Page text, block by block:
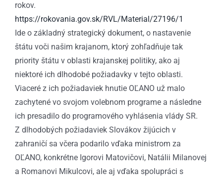
rokov.
https://rokovania.gov.sk/RVL/Material/27196/1
Ide o základný strategický dokument, o nastavenie
štátu voči našim krajanom, ktorý zohľadňuje tak
priority štátu v oblasti krajanskej politiky, ako aj
niektoré ich dlhodobé požiadavky v tejto oblasti.
Viaceré z ich požiadaviek hnutie OĽANO už malo
zachytené vo svojom volebnom programe a následne
ich presadilo do programového vyhlásenia vlády SR.
Z dlhodobých požiadaviek Slovákov žijúcich v
zahraničí sa včera podarilo vďaka ministrom za
OĽANO, konkrétne Igorovi Matovičovi, Natálii Milanovej
a Romanovi Mikulcovi, ale aj vďaka spolupráci s